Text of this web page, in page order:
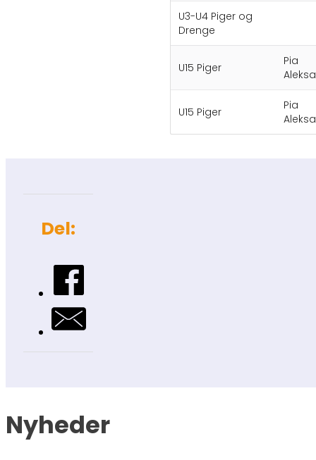
U3-U4 Piger og
Drenge
U15 Piger
Pia
U15 Piger
Pia
Del:
Nyheder